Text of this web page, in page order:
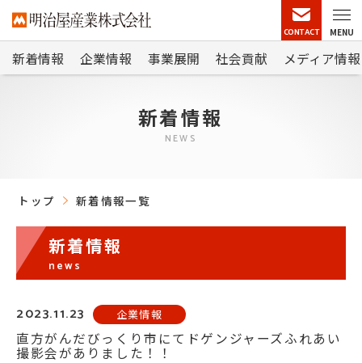
CONTACT MENU
新着情報 企業情報 事業展開 社会貢献 メディア情報
新着情報
NEWS
トップ 新着情報一覧
新着情報
news
2023.11.23 企業情報
直方がんだびっくり市にてドゲンジャーズふれあい
撮影会がありました！！